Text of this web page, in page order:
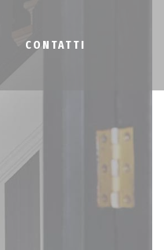
CONTATTI